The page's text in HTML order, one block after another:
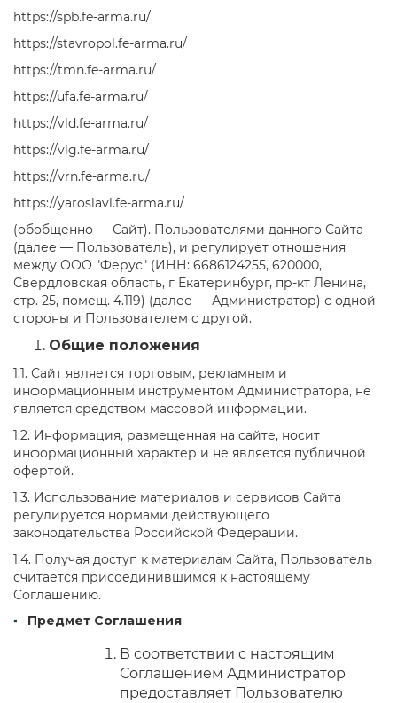
https://spb.fe-arma.ru/
https://stavropol.fe-arma.ru/
https://tmn.fe-arma.ru/
https://ufa.fe-arma.ru/
https://vld.fe-arma.ru/
https://vlg.fe-arma.ru/
https://vrn.fe-arma.ru/
https://yaroslavl.fe-arma.ru/
(обобщенно — Сайт). Пользователями данного Сайта
(далее — Пользователь), и регулирует отношения
между ООО "Ферус" (ИНН: 6686124255, 620000,
Свердловская область, г Екатеринбург, пр-кт Ленина,
стр. 25, помещ. 4.119) (далее — Администратор) с одной
стороны и Пользователем с другой.
Общие положения
1.1. Сайт является торговым, рекламным и
информационным инструментом Администратора, не
является средством массовой информации.
1.2. Информация, размещенная на сайте, носит
информационный характер и не является публичной
офертой.
1.3. Использование материалов и сервисов Сайта
регулируется нормами действующего
законодательства Российской Федерации.
1.4. Получая доступ к материалам Сайта, Пользователь
считается присоединившимся к настоящему
Соглашению.
Предмет Соглашения
В соответствии с настоящим
Соглашением Администратор
предоставляет Пользователю